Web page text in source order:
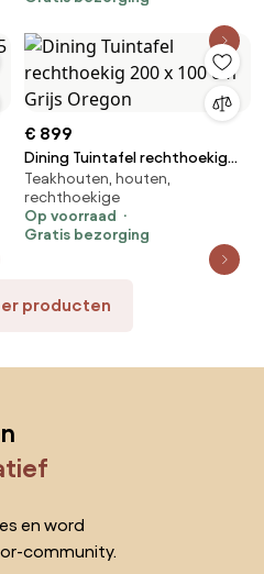
€ 899
Dining Tuintafel rechthoekig
200 x 100 cm Grijs Oregon
Teakhouten, houten,
rechthoekige
Op voorraad
Gratis bezorging
producten
en word
community.